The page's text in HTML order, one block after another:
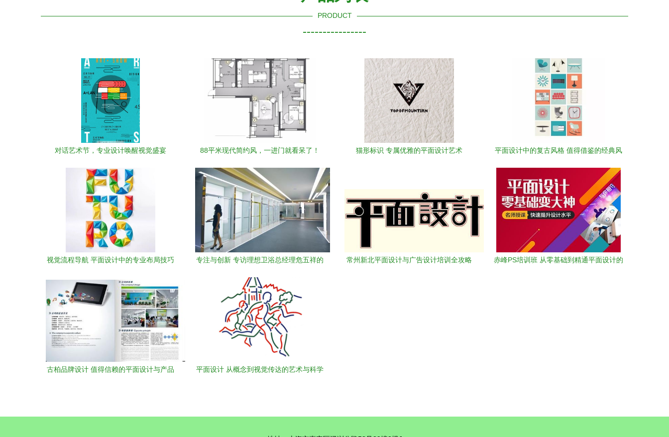
PRODUCT
----------------
对话艺术节，专业设计唤醒视觉盛宴
88平米现代简约风，一进门就看呆了！
猫形标识 专属优雅的平面设计艺术
平面设计中的复古风格 值得借鉴的经典风
视觉流程导航 平面设计中的专业布局技巧
专注与创新 专访理想卫浴总经理危五祥的
常州新北平面设计与广告设计培训全攻略
赤峰PS培训班 从零基础到精通平面设计的
古柏品牌设计 值得信赖的平面设计与产品
平面设计 从概念到视觉传达的艺术与科学